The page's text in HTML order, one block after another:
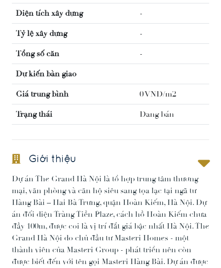
Diện tích xây dựng -
Tỷ lệ xây dựng -
Tổng số căn -
Dự kiến bàn giao
Giá trung bình 0 VNĐ/m2
Trạng thái Đang bán
Giới thiệu
Dự án The Grand Hà Nội là tổ hợp trung tâm thương
mại, văn phòng và căn hộ siêu sang tọa lạc tại ngã tư
Hàng Bài – Hai Bà Trưng, quận Hoàn Kiếm, Hà Nội. Dự
án đối diện Tràng Tiền Plaze, cách hồ Hoàn Kiếm chưa
đầy 100m, được coi là vị trí đắt giá bậc nhất Hà Nội. The
Grand Hà Nội do chủ đầu tư Masteri Homes - một
thành viên của Masteri Group - phát triển nên còn
được biết đến với tên gọi Masteri Hàng Bài. Dự án được